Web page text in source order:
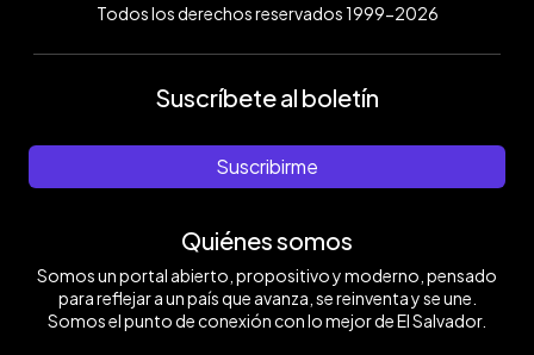
Todos los derechos reservados 1999-2026
Suscríbete al boletín
Suscribirme
Quiénes somos
Somos un portal abierto, propositivo y moderno, pensado
para reflejar a un país que avanza, se reinventa y se une.
Somos el punto de conexión con lo mejor de El Salvador.